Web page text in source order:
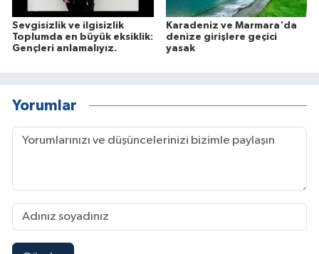
Sevgisizlik ve ilgisizlik
Toplumda en büyük eksiklik:
Gençleri anlamalıyız.
Karadeniz ve Marmara'da
denize girişlere geçici
yasak
Yorumlar